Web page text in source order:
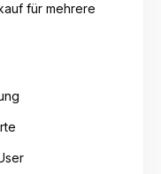
für mehrere